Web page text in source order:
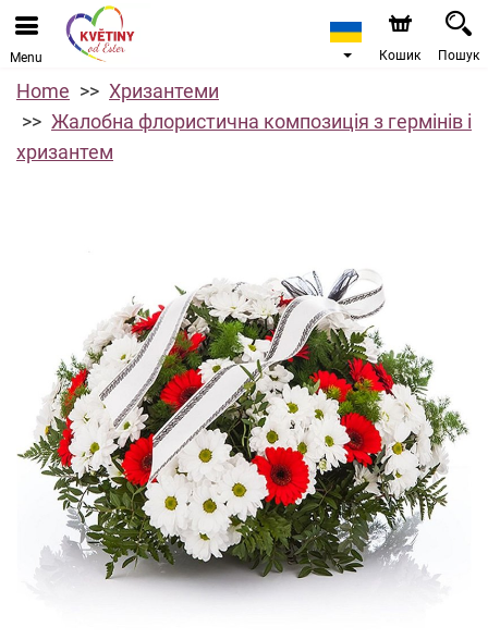
Menu Кошик Пошук
Home
Хризантеми
Жалобна флористична композиція з гермінів і
хризантем